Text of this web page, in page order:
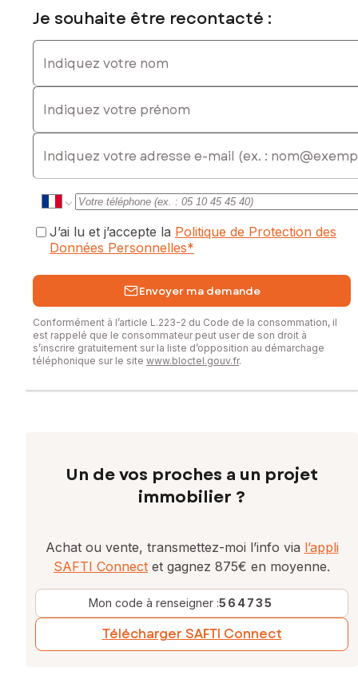
Je souhaite être recontacté :
Indiquez votre nom
Indiquez votre prénom
E-mail
J’ai lu et j’accepte la Politique de Protection des
Données Personnelles*
Envoyer ma demande
Conformément à l’article L.223-2 du Code de la consommation, il
est rappelé que le consommateur peut user de son droit à
s’inscrire gratuitement sur la liste d’opposition au démarchage
téléphonique sur le site www.bloctel.gouv.fr.
Un de vos proches a un projet
immobilier ?
Achat ou vente, transmettez-moi l’info via l’appli
SAFTI Connect et gagnez 875€ en moyenne.
Mon code à renseigner :564735
Télécharger SAFTI Connect